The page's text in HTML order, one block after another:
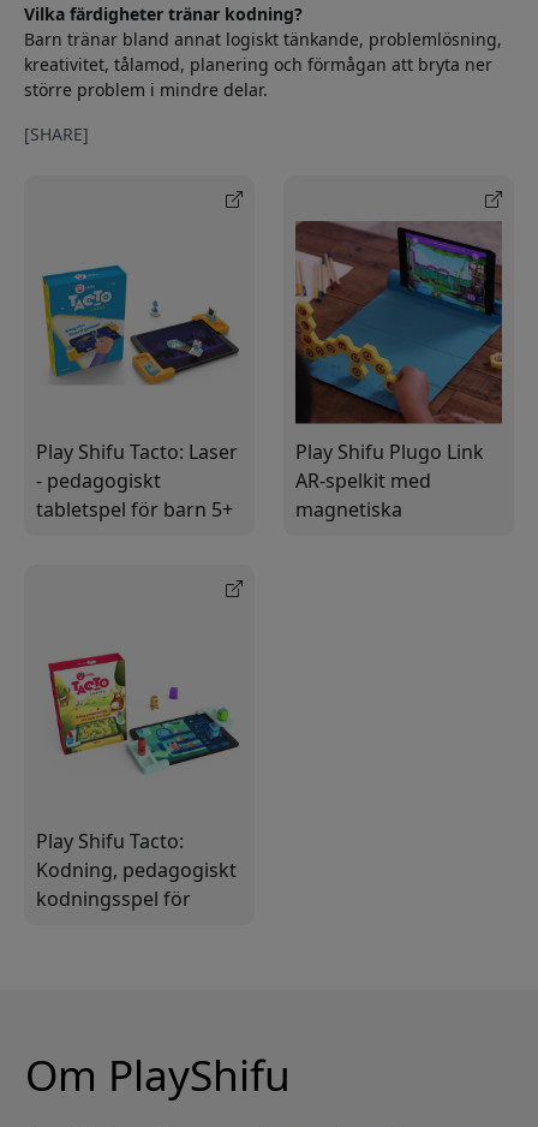
Vilka färdigheter tränar kodning?
Barn tränar bland annat logiskt tänkande, problemlösning,
kreativitet, tålamod, planering och förmågan att bryta ner
större problem i mindre delar.
[SHARE]
Play Shifu Tacto: Laser
- pedagogiskt
tabletspel för barn 5+
Play Shifu Plugo Link
AR-spelkit med
magnetiska
Play Shifu Tacto:
Kodning, pedagogiskt
kodningsspel för
Om PlayShifu